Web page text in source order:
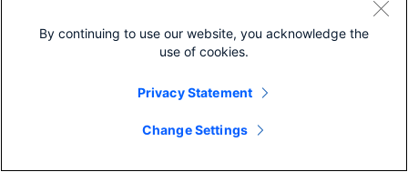
HXDP 警告
デバイスのトラブルシューティングにおいて効率性を向上さ
せるように設計されています。BST を使用すると、パートナ
ウェアのバグを検索し、バグ詳細、製品、バージョンなどの
By continuing to use our website, you acknowledge the
use of cookies.
Privacy Statement
Change Settings